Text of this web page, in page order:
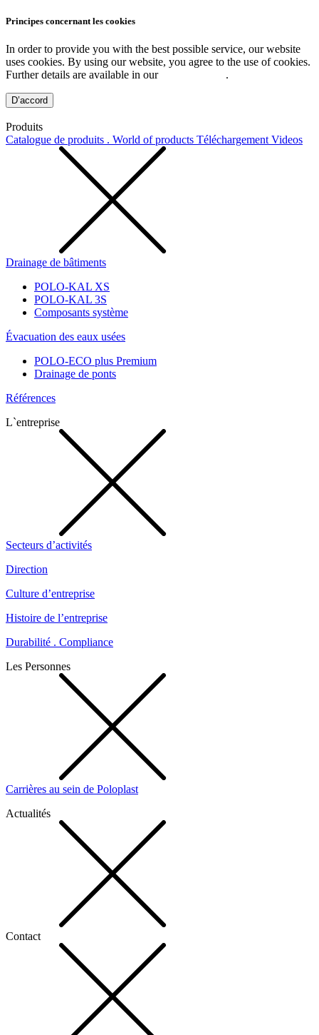
Principes concernant les cookies
In order to provide you with the best possible service, our website
uses cookies. By using our website, you agree to the use of cookies.
Further details are available in our
.
D’accord
Produits
Catalogue de produits . World of products Téléchargement Videos
Drainage de bâtiments
POLO-KAL XS
POLO-KAL 3S
Composants système
Évacuation des eaux usées
POLO-ECO plus Premium
Drainage de ponts
Références
L`entreprise
Secteurs d’activités
Direction
Culture d’entreprise
Histoire de l’entreprise
Durabilité . Compliance
Les Personnes
Carrières au sein de Poloplast
Actualités
Contact